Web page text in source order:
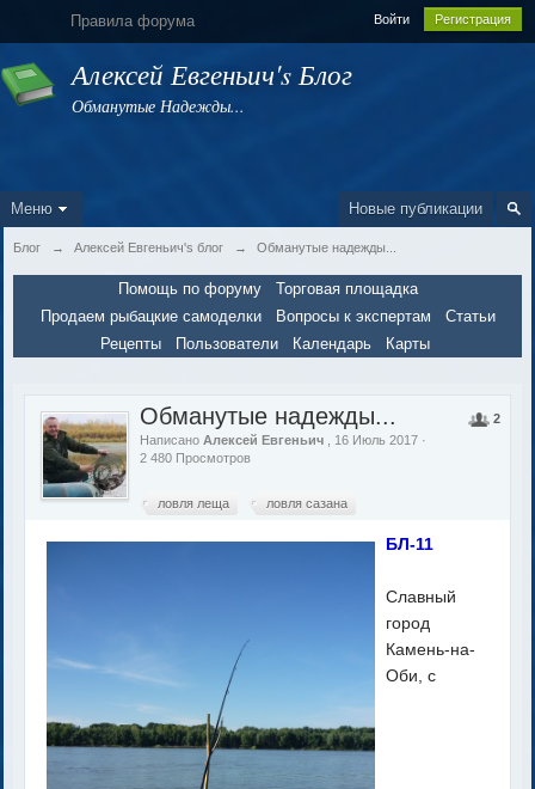
Правила форума Войти Регистрация
Алексей Евгеньич's Блог
Обманутые Надежды...
Новые публикации
Меню
Блог → Алексей Евгеньич's блог → Обманутые надежды...
Помощь по форуму
Торговая площадка
Продаем рыбацкие самоделки
Вопросы к экспертам
Статьи
Рецепты
Пользователи Календарь Карты
2
Обманутые надежды...
НаписаноАлексей Евгеньич
, 16 Июль 2017 ·
2 480 Просмотров
ловля леща ловля сазана
БЛ-11
Славный
город
Камень-на-
Оби, с